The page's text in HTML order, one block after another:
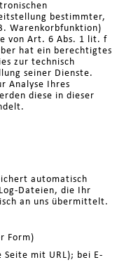
bestimmter,
Warenkorbfunktion)
von Art. 6 Abs. 1 lit. f
hat ein berechtigtes
zur technisch
seiner Dienste.
Analyse Ihres
diese in dieser
automatisch
Dateien, die Ihr
an uns übermittelt.
Form)
mit URL); bei E-